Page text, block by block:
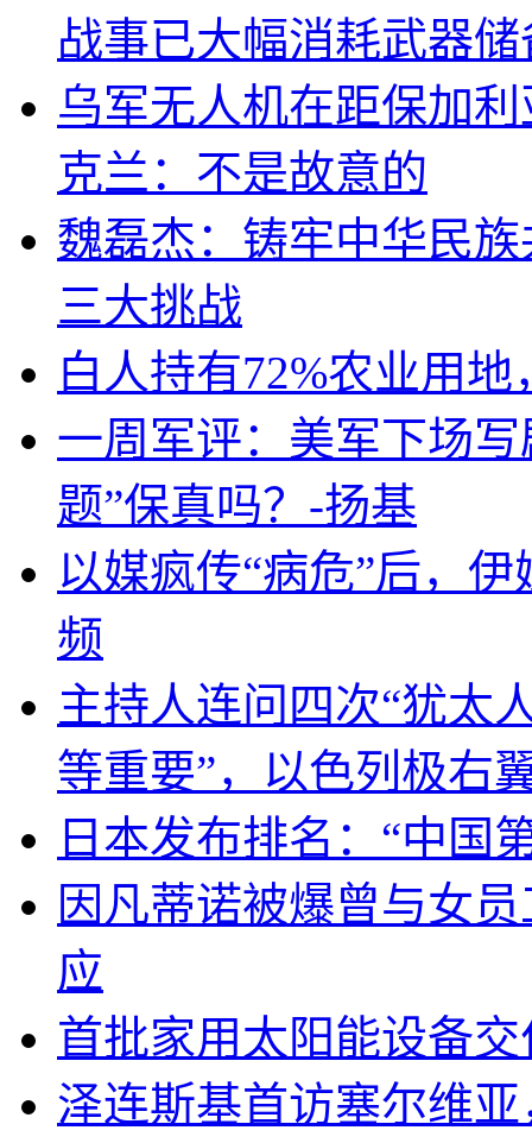
战事已大幅消耗武器储
乌军无人机在距保加
克兰：不是故意的
魏磊杰：铸牢中华民
三大挑战
白人持有72%农业用
一周军评：美军下场
题”保真吗？-扬基
以媒疯传“病危”后，
频
主持人连问四次“犹太
等重要”，以色列极右
日本发布排名：“中国
因凡蒂诺被爆曾与女
应
首批家用太阳能设备
泽连斯基首访塞尔维